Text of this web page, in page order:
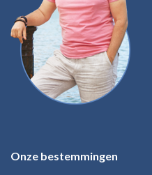
Onze bestemmingen